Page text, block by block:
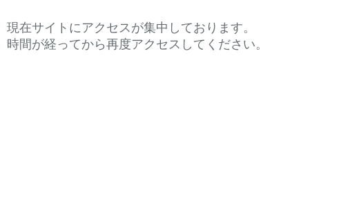
現在サイトにアクセスが集中しております。
時間が経ってから再度アクセスしてください。